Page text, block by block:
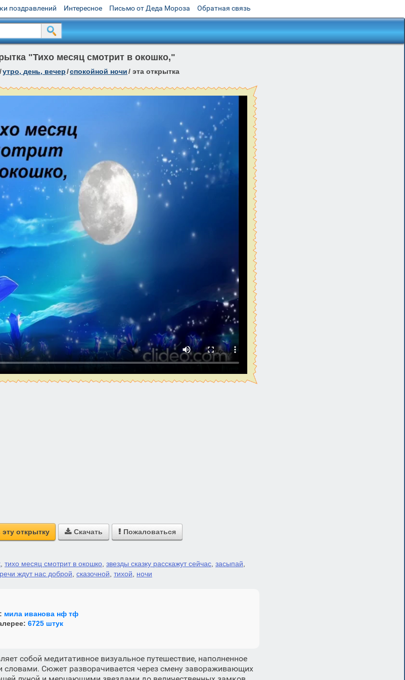
поздравлений Интересное Письмо от Деда Мороза Обратная связь
"Тихо месяц смотрит в окошко,"
/утро, день, вечер/спокойной ночи/ эта открытка
открытку  Скачать  Пожаловаться
тихо месяц смотрит в окошко звезды сказку расскажут сейчас засыпай
ждут нас доброй сказочной тихой ночи
мила иванова нф тф
6725 штук
собой медитативное визуальное путешествие, наполненное
Сюжет разворачивается через смену завораживающих